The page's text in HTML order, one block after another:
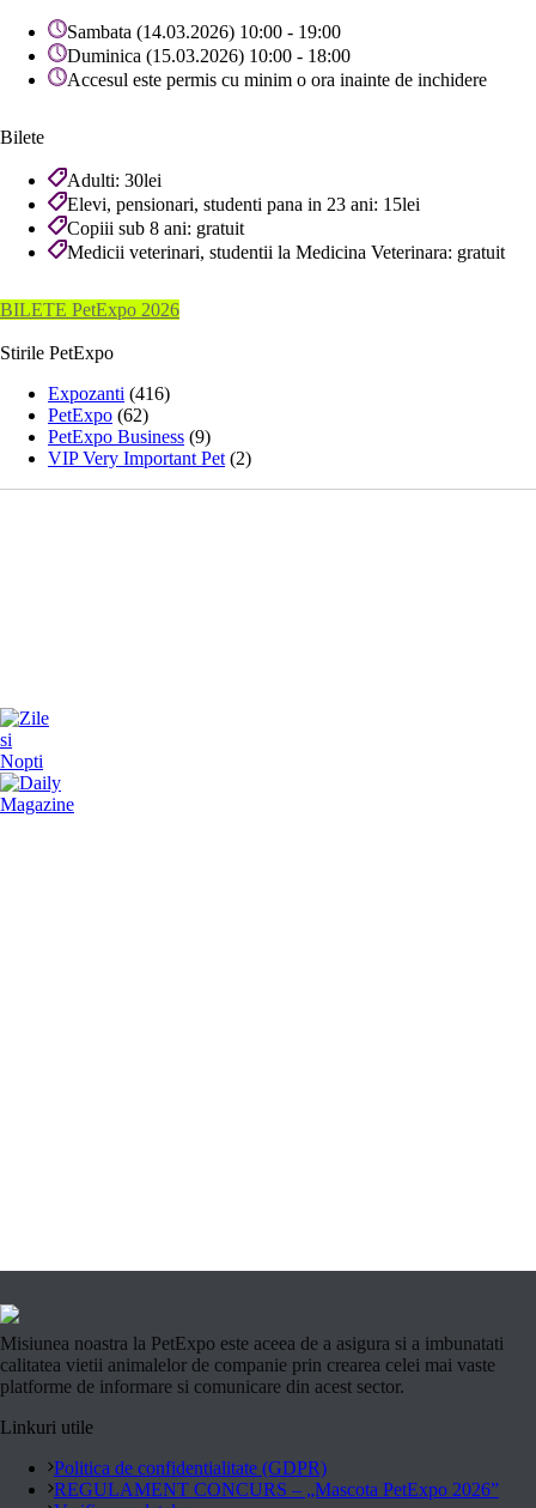
Sambata (14.03.2026) 10:00 - 19:00
Duminica (15.03.2026) 10:00 - 18:00
Accesul este permis cu minim o ora inainte de inchidere
Bilete
Adulti: 30lei
Elevi, pensionari, studenti pana in 23 ani: 15lei
Copiii sub 8 ani: gratuit
Medicii veterinari, studentii la Medicina Veterinara: gratuit
BILETE PetExpo 2026
Stirile PetExpo
Expozanti (416)
PetExpo (62)
PetExpo Business (9)
VIP Very Important Pet (2)
Misiunea noastra la PetExpo este aceea de a asigura si a imbunatati
calitatea vietii animalelor de companie prin crearea celei mai vaste
platforme de informare si comunicare din acest sector.
Linkuri utile
Politica de confidentialitate (GDPR)
REGULAMENT CONCURS – „Mascota PetExpo 2026”